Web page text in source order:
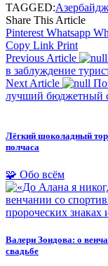
TAGGED:
Share This Article
Pinterest Whatsapp
Copy Link Print
Previous Article
в заблуждение
Next Article
лучший бюджетный
Лёгкий шоколадный
полчаса
🧩 Обо всём
Валери Зоидова: о
свадьбе